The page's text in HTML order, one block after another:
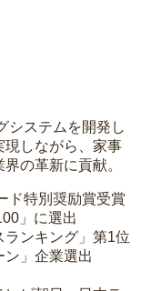
システムを開発し
現しながら、家事
の革新に貢献。
ド特別奨励賞受賞
」に選出
ンキング」第1位
」企業選出